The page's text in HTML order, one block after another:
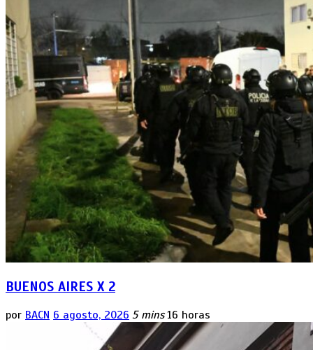
BUENOS AIRES X 2
por BACN 6 agosto, 2026 5 mins 16 horas